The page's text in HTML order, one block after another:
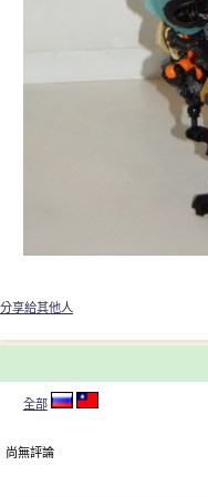
分享給其他人
全部
尚無評論